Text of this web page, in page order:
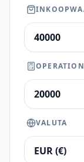
VALUTA